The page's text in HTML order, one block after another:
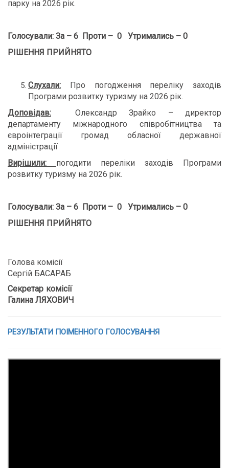
парку на 2026 рік.
Голосували: За – 6 Проти – 0 Утримались – 0
РІШЕННЯ ПРИЙНЯТО
Слухали: Про погодження переліку заходів
Програми розвитку туризму на 2026 рік.
Доповідав: Олександр Зрайко – директор
департаменту міжнародного співробітництва та
євроінтеграції громад обласної державної
адміністрації
Вирішили: погодити переліки заходів Програми
розвитку туризму на 2026 рік.
Голосували: За – 6 Проти – 0 Утримались – 0
РІШЕННЯ ПРИЙНЯТО
Голова комісії
Сергій БАСАРАБ
Секретар комісії
Галина ЛЯХОВИЧ
РЕЗУЛЬТАТИ ПОІМЕННОГО ГОЛОСУВАННЯ